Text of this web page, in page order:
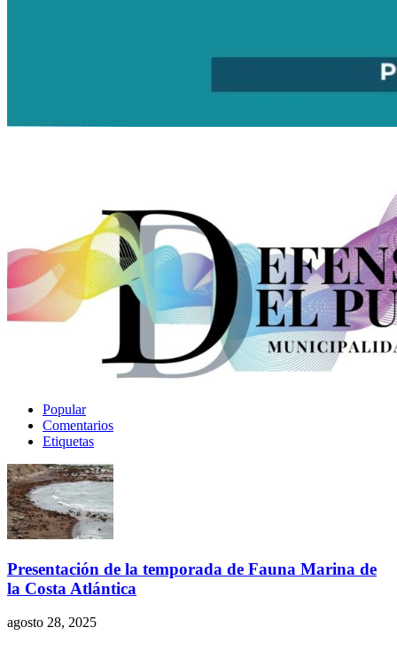
Popular
Comentarios
Etiquetas
Presentación de la temporada de Fauna Marina de
la Costa Atlántica
agosto 28, 2025